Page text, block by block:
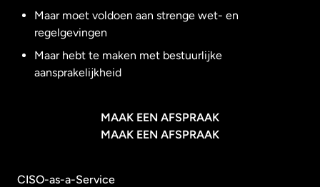
Maar moet voldoen aan strenge wet- en
regelgevingen
Maar hebt te maken met bestuurlijke
aansprakelijkheid
MAAK EEN AFSPRAAK
MAAK EEN AFSPRAAK
CISO-as-a-Service